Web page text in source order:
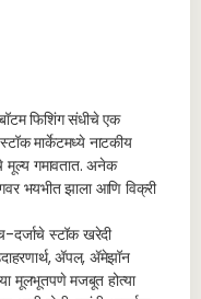
फिशिंग संधीचे एक
मार्केटमध्ये नाटकीय
मूल्य गमावतात. अनेक
भयभीत झाला आणि विक्री
दर्जाचे स्टॉक खरेदी
ॲपल, ॲमेझॉन
मूलभूतपणे मजबूत होत्या